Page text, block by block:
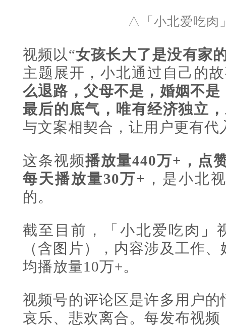
△ 「小北爱吃肉
视频以“女孩长大了是没有家
主题展开，小北通过自己的
么退路，父母不是，婚姻不
最后的底气，唯有经济独立
与文案相契合，让用户更有代
这条视频播放量440万+，点
每天播放量30万+ ，是小北
的。
截至目前，「小北爱吃肉 」
（含图片），内容涉及工作
均播放量10万+。
视频号的评论区是许多用户
哀乐、悲欢离合。每发布视